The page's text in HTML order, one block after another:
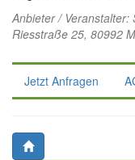
Anbieter / Veranstalter:
Riesstraße 25, 80992
Jetzt Anfragen